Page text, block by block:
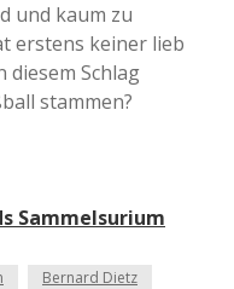
und kaum zu
erstens keiner lieb
diesem Schlag
stammen?
Sammelsurium
Bernard Dietz